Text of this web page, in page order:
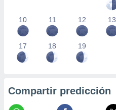
10 11 12 13
17 18 19
Compartir predicción